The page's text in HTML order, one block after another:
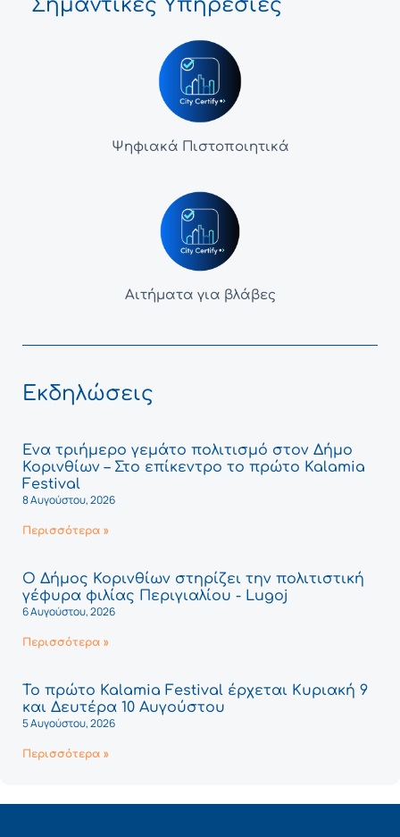
Σημαντικές Υπηρεσίες
Ψηφιακά Πιστοποιητικά
Αιτήματα για βλάβες
Εκδηλώσεις
Ένα τριήμερο γεμάτο πολιτισμό στον Δήμο
Κορινθίων – Στο επίκεντρο το πρώτο Kalamia
Festival
8 Αυγούστου, 2026
Περισσότερα »
Ο Δήμος Κορινθίων στηρίζει την πολιτιστική
γέφυρα φιλίας Περιγιαλίου - Lugoj
6 Αυγούστου, 2026
Περισσότερα »
Το πρώτο Kalamia Festival έρχεται Κυριακή 9
και Δευτέρα 10 Αυγούστου
5 Αυγούστου, 2026
Περισσότερα »